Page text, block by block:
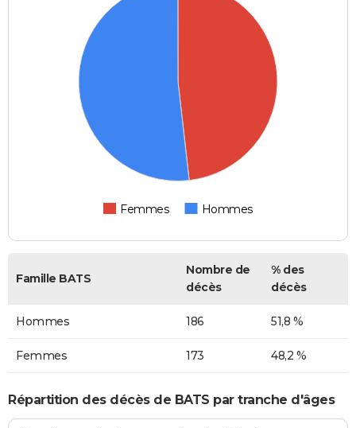
Femmes Hommes
Famille BATS
Nombre de
décès
% des
décès
Hommes 186 51,8 %
Femmes 173 48,2 %
Répartition des décès de BATS par tranche d'âges